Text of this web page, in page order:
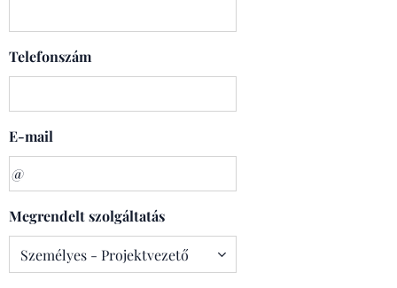
Telefonszám
E-mail
Megrendelt szolgáltatás